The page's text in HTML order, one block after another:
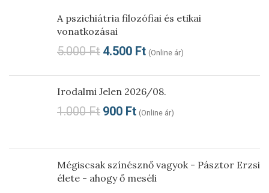
A pszichiátria filozófiai és etikai
vonatkozásai
5.000Ft 4.500 Ft (Online ár)
Irodalmi Jelen 2026/08.
1.000Ft 900 Ft (Online ár)
Mégiscsak színésznő vagyok - Pásztor Erzsi
élete - ahogy ő meséli